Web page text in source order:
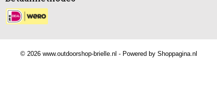
© 2026 www.outdoorshop-brielle.nl - Powered by Shoppagina.nl